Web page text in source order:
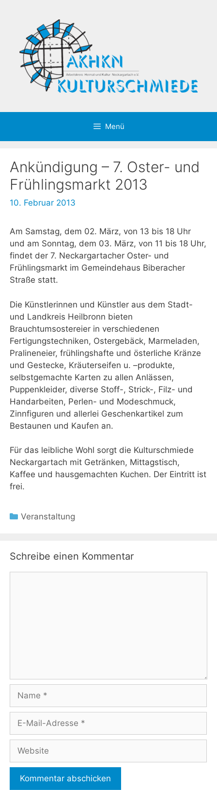
Menü
Ankündigung – 7. Oster- und
Frühlingsmarkt 2013
10. Februar 2013
Am Samstag, dem 02. März, von 13 bis 18 Uhr
und am Sonntag, dem 03. März, von 11 bis 18 Uhr,
findet der 7. Neckargartacher Oster- und
Frühlingsmarkt im Gemeindehaus Biberacher
Straße statt.
Die Künstlerinnen und Künstler aus dem Stadt-
und Landkreis Heilbronn bieten
Brauchtumsostereier in verschiedenen
Fertigungstechniken, Ostergebäck, Marmeladen,
Pralineneier, frühlingshafte und österliche Kränze
und Gestecke, Kräuterseifen u. –produkte,
selbstgemachte Karten zu allen Anlässen,
Puppenkleider, diverse Stoff-, Strick-, Filz- und
Handarbeiten, Perlen- und Modeschmuck,
Zinnfiguren und allerlei Geschenkartikel zum
Bestaunen und Kaufen an.
Für das leibliche Wohl sorgt die Kulturschmiede
Neckargartach mit Getränken, Mittagstisch,
Kaffee und hausgemachten Kuchen. Der Eintritt ist
frei.
Kategorien
Veranstaltung
Schreibe einen Kommentar
Name
Adresse
Website